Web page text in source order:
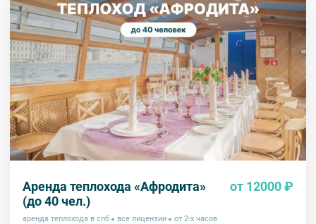
Аренда теплохода «Афродита»
(до 40 чел.)
от 12000 ₽
аренда теплохода в спб все лицензии от 2-х часов